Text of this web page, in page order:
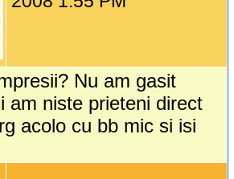
Nu am gasit
am niste prieteni direct
acolo cu bb mic si isi